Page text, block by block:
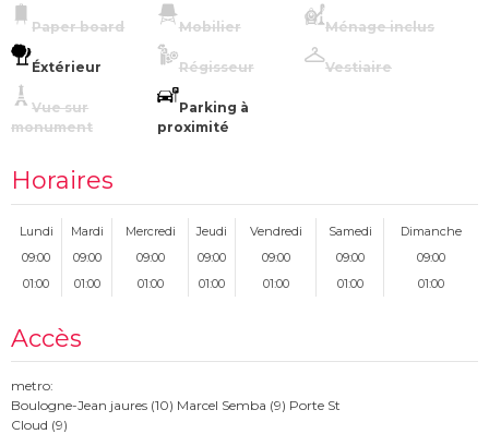
Paper board Mobilier Ménage inclus
Éxtérieur Régisseur Vestiaire
Vue sur
monument
Parking à
proximité
Horaires
Lundi Mardi Mercredi Jeudi Vendredi Samedi
Dimanche
09:00
09:00 09:00 09:00 09:00 09:00
09:00
01:00
01:00 01:00 01:00 01:00 01:00 01:00
Accès
metro:
Boulogne-Jean jaures (10) Marcel Semba (9) Porte St
Cloud (9)